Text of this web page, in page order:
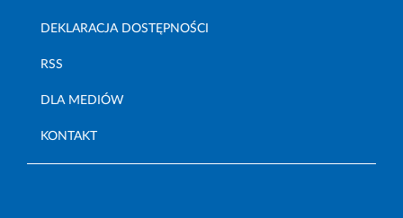
DEKLARACJA DOSTĘPNOŚCI
RSS
DLA MEDIÓW
KONTAKT